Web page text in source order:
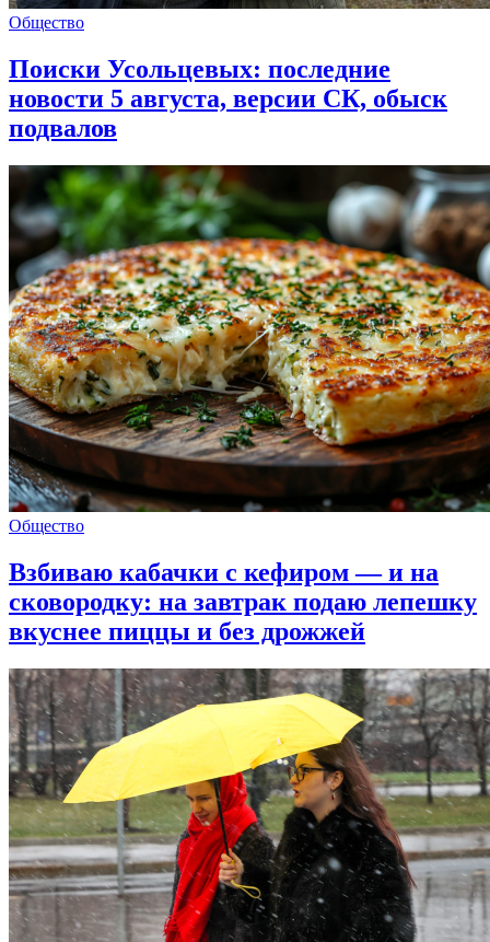
Общество
Поиски Усольцевых: последние
новости 5 августа, версии СК, обыск
подвалов
Общество
Взбиваю кабачки с кефиром — и на
сковородку: на завтрак подаю лепешку
вкуснее пиццы и без дрожжей